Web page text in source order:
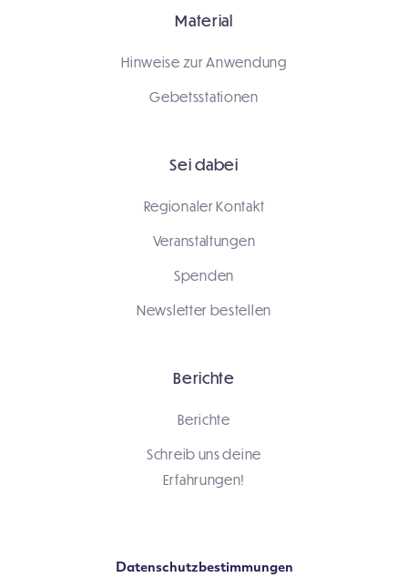
Material
Hinweise zur Anwendung
Gebetsstationen
Sei dabei
Regionaler Kontakt
Veranstaltungen
Spenden
Newsletter bestellen
Berichte
Berichte
Schreib uns deine
Erfahrungen!
Datenschutzbestimmungen